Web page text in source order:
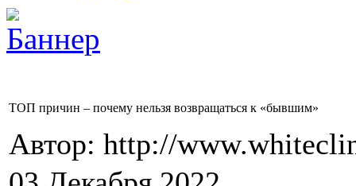
ТОП причин – почему нельзя возвращаться к «бывшим»
Автор: http://